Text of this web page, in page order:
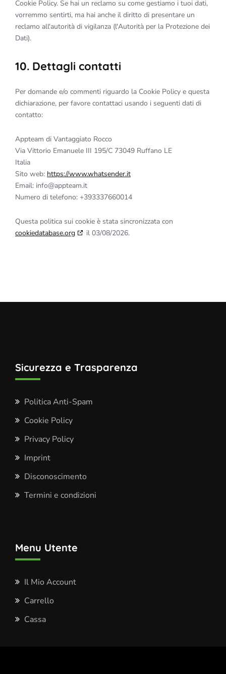
Cookie Policy. Se hai un reclamo su come gestiamo i tuoi dati,
vorremmo sentirti, ma hai anche il diritto di presentare un
reclamo all'autorità di vigilanza (l'Autorità per la Protezione dei
Dati).
10. Dettagli contatti
Per domande e/o commenti riguardo la Cookie Policy e questa
dichiarazione, per favore contattaci usando i seguenti dati di
contatto:
Appteam di Vantaggiato Rocco
Via Vittorio Emanuele III 195/C 73049 Ruffano LE
Italia
Sito web: https://www.whatsender.it
Email: info@appteam.it
Numero di telefono: +393337660014
Questa politica sui cookie è stata sincronizzata con
cookiedatabase.org
il 03/08/2026.
Sicurezza e Trasparenza
Politica Anti-Spam
Cookie Policy
Privacy Policy
Imprint
Disconoscimento
Termini e condizioni
Menu Utente
Il Mio Account
Carrello
Cassa